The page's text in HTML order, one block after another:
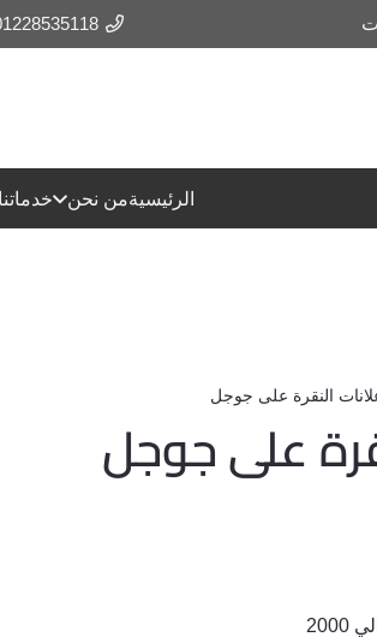
الرئيسيةمن نحن خدماتنا
النقرة على جوجل
على جوجل